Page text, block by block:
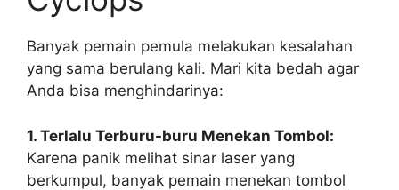
Banyak pemain pemula melakukan kesalahan
yang sama berulang kali. Mari kita bedah agar
Anda bisa menghindarinya:
1. Terlalu Terburu-buru Menekan Tombol:
Karena panik melihat sinar laser yang
berkumpul, banyak pemain menekan tombol